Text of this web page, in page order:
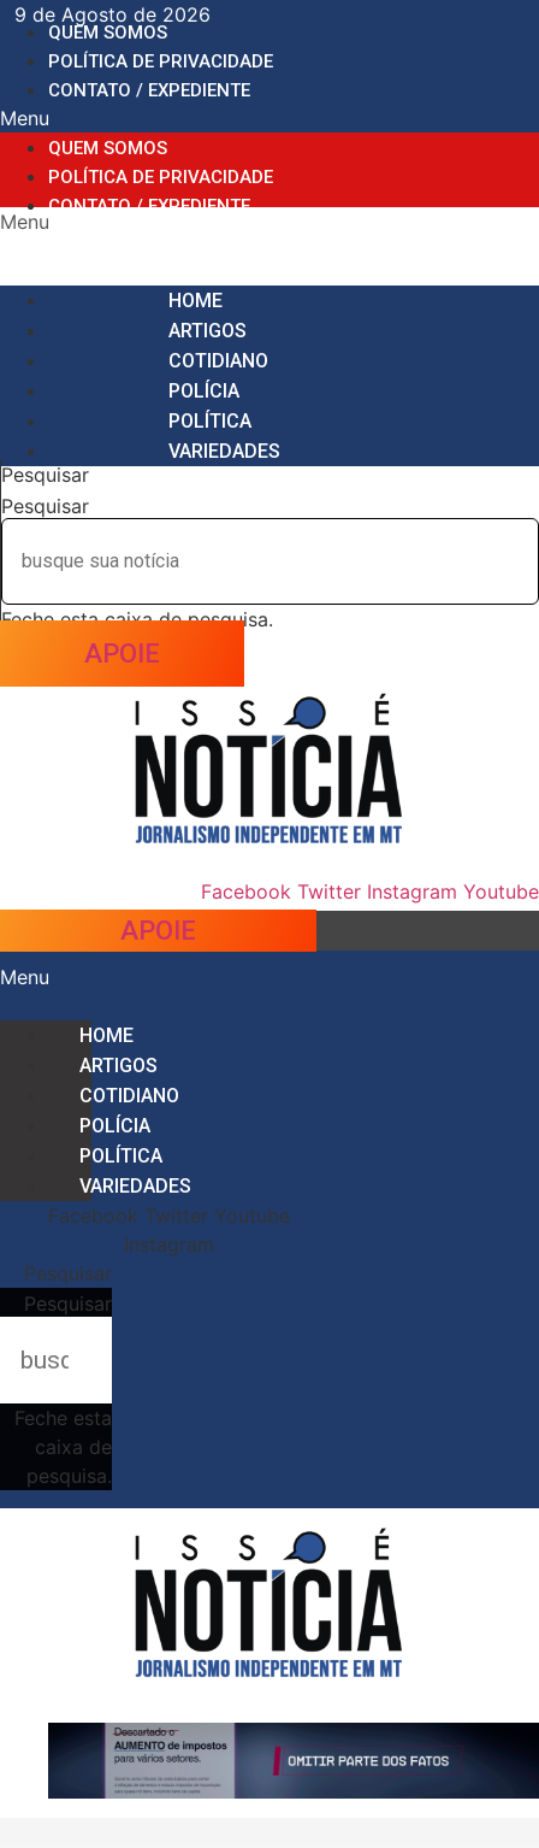
para
conteúdo
9 de Agosto de 2026
QUEM SOMOS
POLÍTICA DE PRIVACIDADE
CONTATO / EXPEDIENTE
Menu
QUEM SOMOS
POLÍTICA DE PRIVACIDADE
CONTATO / EXPEDIENTE
Menu
HOME
ARTIGOS
COTIDIANO
POLÍCIA
POLÍTICA
VARIEDADES
Pesquisar
Pesquisar
Feche esta caixa de pesquisa.
APOIE
Facebook Twitter Instagram Youtube
APOIE
Menu
HOME
ARTIGOS
COTIDIANO
POLÍCIA
POLÍTICA
VARIEDADES
Facebook Twitter Youtube
Instagram
Pesquisar
Pesquisar
Feche esta
caixa de
pesquisa.